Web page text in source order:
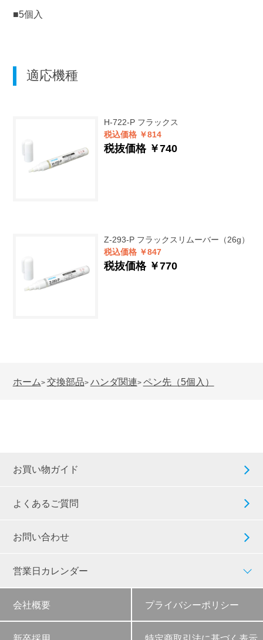
■5個入
適応機種
H-722-P フラックス
税込価格 ￥814
税抜価格 ￥740
Z-293-P フラックスリムーバー（26g）
税込価格 ￥847
税抜価格 ￥770
ホーム> 交換部品> ハンダ関連> ペン先（5個入）
お買い物ガイド
よくあるご質問
お問い合わせ
営業日カレンダー
会社概要 プライバシーポリシー